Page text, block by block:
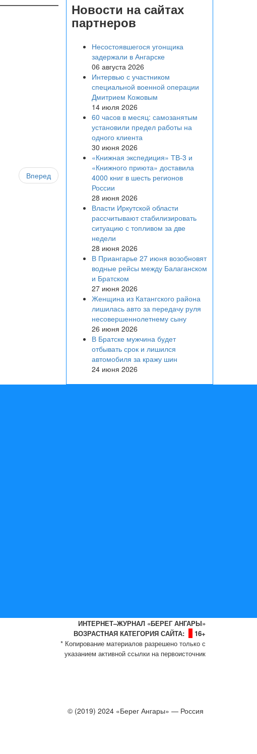
Вперед
Новости на сайтах
партнеров
Несостоявшегося угонщика
задержали в Ангарске
06 августа 2026
Интервью с участником
специальной военной операции
Дмитрием Кожовым
14 июля 2026
60 часов в месяц: самозанятым
установили предел работы на
одного клиента
30 июня 2026
«Книжная экспедиция» ТВ-3 и
«Книжного приюта» доставила
4000 книг в шесть регионов
России
28 июня 2026
Власти Иркутской области
рассчитывают стабилизировать
ситуацию с топливом за две
недели
28 июня 2026
В Приангарье 27 июня возобновят
водные рейсы между Балаганском
и Братском
27 июня 2026
Женщина из Катангского района
лишилась авто за передачу руля
несовершеннолетнему сыну
26 июня 2026
В Братске мужчина будет
отбывать срок и лишился
автомобиля за кражу шин
24 июня 2026
ИНТЕРНЕТ–ЖУРНАЛ «БЕРЕГ АНГАРЫ»
ВОЗРАСТНАЯ КАТЕГОРИЯ САЙТА:
16+
* Копирование материалов разрешено только с
указанием активной ссылки на первоисточник
© (2019) 2024 «Берег Ангары» — Россия